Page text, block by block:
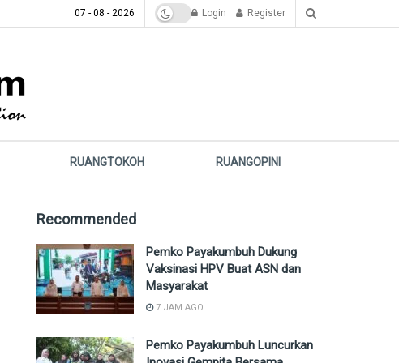
07 - 08 - 2026 Login Register
RUANGTOKOH RUANGOPINI
Recommended
Pemko Payakumbuh Dukung
Vaksinasi HPV Buat ASN dan
Masyarakat
7 JAM AGO
Pemko Payakumbuh Luncurkan